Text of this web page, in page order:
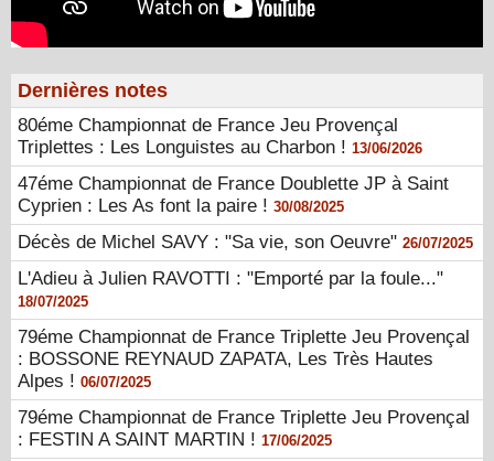
Dernières notes
80éme Championnat de France Jeu Provençal
Triplettes : Les Longuistes au Charbon ! 13/06/2026
47éme Championnat de France Doublette JP à Saint
Cyprien : Les As font la paire ! 30/08/2025
Décès de Michel SAVY : "Sa vie, son Oeuvre" 26/07/2025
L'Adieu à Julien RAVOTTI : "Emporté par la foule..."
18/07/2025
79éme Championnat de France Triplette Jeu Provençal
: BOSSONE REYNAUD ZAPATA, Les Très Hautes
Alpes ! 06/07/2025
79éme Championnat de France Triplette Jeu Provençal
: FESTIN A SAINT MARTIN ! 17/06/2025